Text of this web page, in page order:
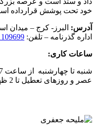
خود تحت پوشش قرارداده
آدرس: البرز- کرج – میدان
اداره گذرنامه – تلفن:
ساعات کاری:
عصر و روزهای تعطیل تا 2 ظهر